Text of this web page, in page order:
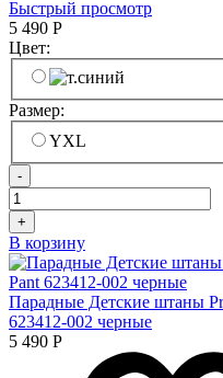
Быстрый просмотр
5 490 Р
Цвет:
Размер:
YXL
-
+
В корзину
Парадные Детские штаны
623412-002 черные
5 490 Р